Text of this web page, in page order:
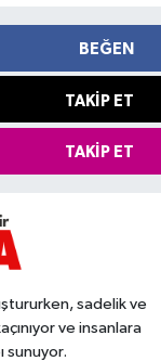
BEĞEN
TAKIP ET
TAKIP ET
sadelik ve
ve insanlara
sunuyor.